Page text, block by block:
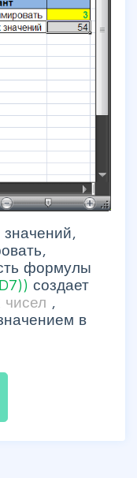
формулы
создает
,
в